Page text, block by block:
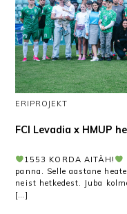
ERIPROJEKT
FCI Levadia x HMUP
1553 KORDA AITÄH!
panna. Selle aastane
neist hetkedest. Juba
[…]